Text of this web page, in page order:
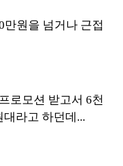
만원을 넘거나 근접
로모션 받고서 6천
라고 하던데...